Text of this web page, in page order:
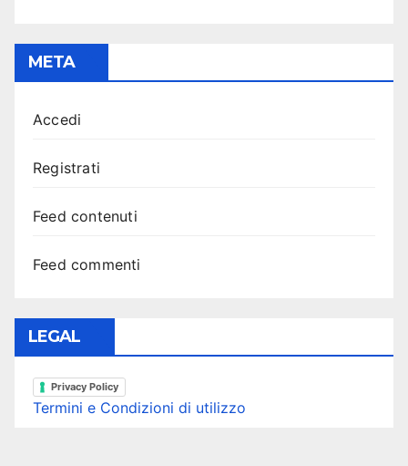
META
Accedi
Registrati
Feed contenuti
Feed commenti
LEGAL
Privacy Policy
Termini e Condizioni di utilizzo